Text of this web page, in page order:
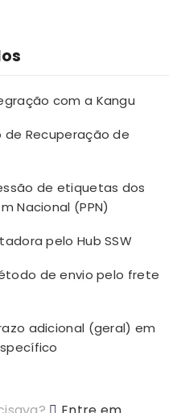
com a Kangu
Recuperação de
de etiquetas dos
Nacional (PPN)
pelo Hub SSW
de envio pelo frete
adicional (geral) em